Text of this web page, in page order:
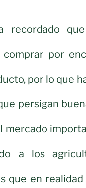
recordado
por
por lo que
persigan
mercado
a los
que en